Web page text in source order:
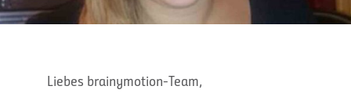
Liebes brainymotion-Team,